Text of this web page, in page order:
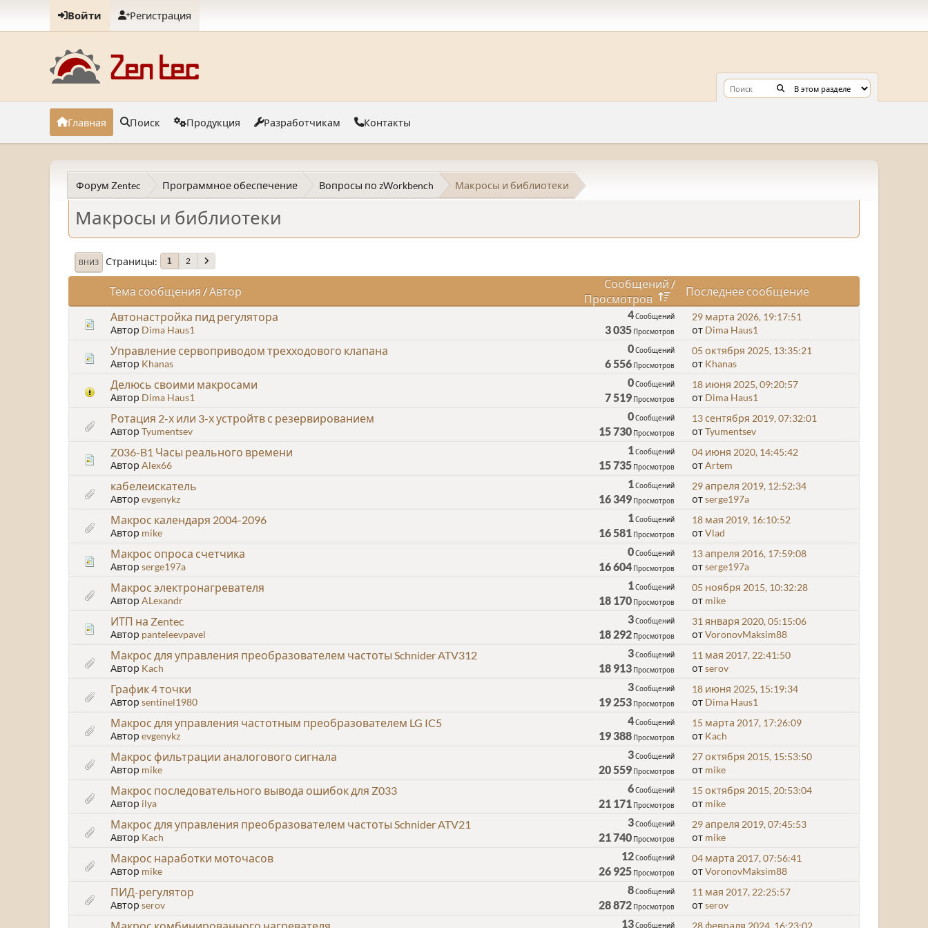
Войти Регистрация
Главная Поиск Продукция Разработчикам Контакты
Форум Zentec Программное обеспечение Вопросы по zWorkbench Макросы и библиотеки
Макросы и библиотеки
ВНИЗ Страницы 1 2
Тема сообщения / Автор
Сообщений /
Просмотров
Последнее сообщение
Автонастройка пид регулятора
Автор Dima Haus1
4Сообщений
3 035 Просмотров
29 марта 2026, 19:17:51
от Dima Haus1
Управление сервоприводом трехходового клапана
Автор Khanas
0Сообщений
6 556 Просмотров
05 октября 2025, 13:35:21
от Khanas
Делюсь своими макросами
Автор Dima Haus1
0Сообщений
7 519 Просмотров
18 июня 2025, 09:20:57
от Dima Haus1
Ротация 2-х или 3-х устройтв с резервированием
Автор Tyumentsev
0Сообщений
15 730 Просмотров
13 сентября 2019, 07:32:01
отTyumentsev
Z036-B1 Часы реального времени
Автор Alex66
1 Сообщений
15 735 Просмотров
04 июня 2020, 14:45:42
отArtem
кабелеискатель
Автор evgenykz
1 Сообщений
16 349 Просмотров
29 апреля 2019, 12:52:34
отserge197a
Макрос календаря 2004-2096
Автор mike
1 Сообщений
16 581 Просмотров
18 мая 2019, 16:10:52
отVlad
Макрос опроса счетчика
Автор serge197a
0Сообщений
16 604 Просмотров
13 апреля 2016, 17:59:08
отserge197a
Макрос электронагревателя
Автор ALexandr
1 Сообщений
18 170 Просмотров
05 ноября 2015, 10:32:28
от mike
ИТП на Zentec
Автор panteleevpavel
3Сообщений
18 292 Просмотров
31 января 2020, 05:15:06
отVoronovMaksim88
Макрос для управления преобразователем частоты Schnider ATV312
Автор Kach
3Сообщений
18 913 Просмотров
11 мая 2017, 22:41:50
отserov
График 4 точки
Автор sentinel1980
3Сообщений
19 253 Просмотров
18 июня 2025, 15:19:34
от Dima Haus1
Макрос для управления частотным преобразователем LG IC5
Автор evgenykz
4Сообщений
19 388 Просмотров
15 марта 2017, 17:26:09
от Kach
Макрос фильтрации аналогового сигнала
Автор mike
3Сообщений
20 559 Просмотров
27 октября 2015, 15:53:50
от mike
Макрос последовательного вывода ошибок для Z033
Автор ilya
6Сообщений
21 171 Просмотров
15 октября 2015, 20:53:04
от mike
Макрос для управления преобразователем частоты Schnider ATV21
Автор Kach
3Сообщений
21 740 Просмотров
29 апреля 2019, 07:45:53
от mike
Макрос наработки моточасов
Автор mike
12Сообщений
26 925 Просмотров
04 марта 2017, 07:56:41
отVoronovMaksim88
ПИД-регулятор
Автор serov
8Сообщений
28 872 Просмотров
11 мая 2017, 22:25:57
отserov
Макрос комбинированного нагревателя 13Сообщений 28 февраля 2024, 16:23:02